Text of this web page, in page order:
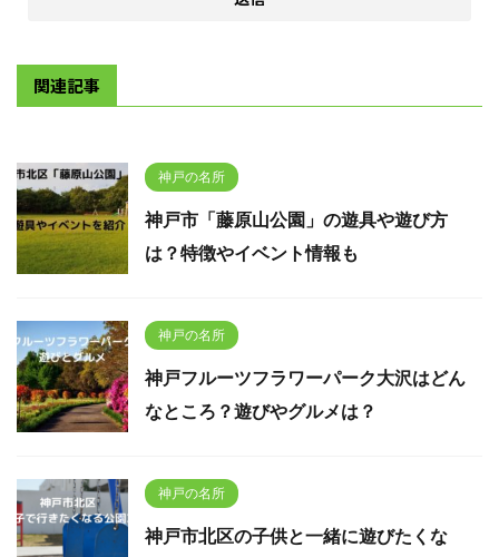
関連記事
神戸の名所
神戸市「藤原山公園」の遊具や遊び方
は？特徴やイベント情報も
神戸の名所
神戸フルーツフラワーパーク大沢はどん
なところ？遊びやグルメは？
神戸の名所
神戸市北区の子供と一緒に遊びたくな